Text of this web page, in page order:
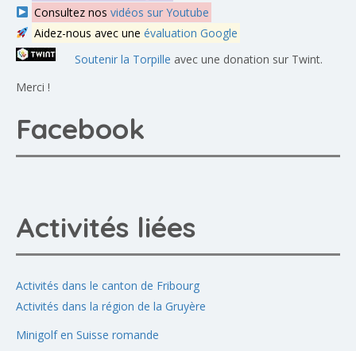
Consultez nos vidéos sur Youtube
Aidez-nous avec une évaluation Google
Soutenir la Torpille avec une donation sur Twint.
Merci !
Facebook
Activités liées
Activités dans le canton de Fribourg
Activités dans la région de la Gruyère
Minigolf en Suisse romande